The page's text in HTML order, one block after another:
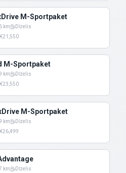
M-Sportpaket
km Dīzelis
€21,550
M-Sportpaket
km Dīzelis
€23,550
M-Sportpaket
km Dīzelis
€26,499
km Dīzelis